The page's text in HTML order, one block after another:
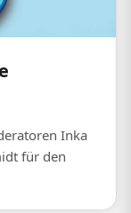
Inka
für den